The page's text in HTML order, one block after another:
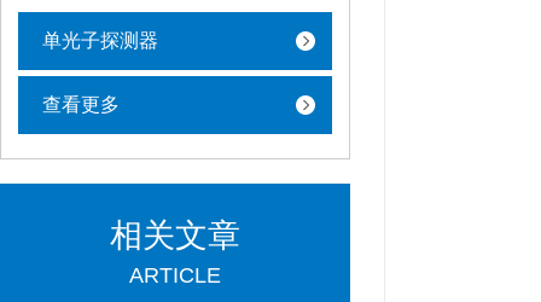
单光子探测器
查看更多
相关文章
ARTICLE